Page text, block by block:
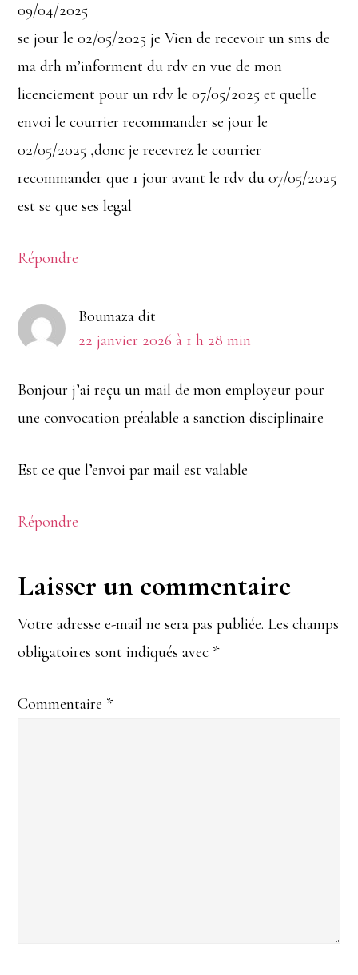
09/04/2025
se jour le 02/05/2025 je Vien de recevoir un sms de
ma drh m’informent du rdv en vue de mon
licenciement pour un rdv le 07/05/2025 et quelle
envoi le courrier recommander se jour le
02/05/2025 ,donc je recevrez le courrier
recommander que 1 jour avant le rdv du 07/05/2025
est se que ses legal
Répondre
Boumaza dit
22 janvier 2026 à 1 h 28 min
Bonjour j’ai reçu un mail de mon employeur pour
une convocation préalable a sanction disciplinaire
Est ce que l’envoi par mail est valable
Répondre
Laisser un commentaire
Votre adresse e-mail ne sera pas publiée. Les champs
obligatoires sont indiqués avec *
Commentaire *